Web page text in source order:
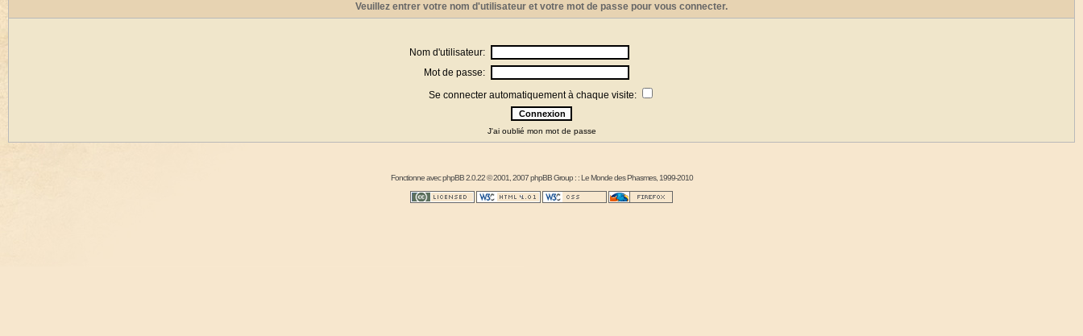
Veuillez entrer votre nom d'utilisateur et votre mot de passe pour vous connecter.
Nom d'utilisateur:
Mot de passe:
Se connecter automatiquement à chaque visite:
J'ai oublié mon mot de passe
Fonctionne avecphpBB2.0.22 © 2001, 2007 phpBB Group : :Le Monde des Phasmes, 1999-2010